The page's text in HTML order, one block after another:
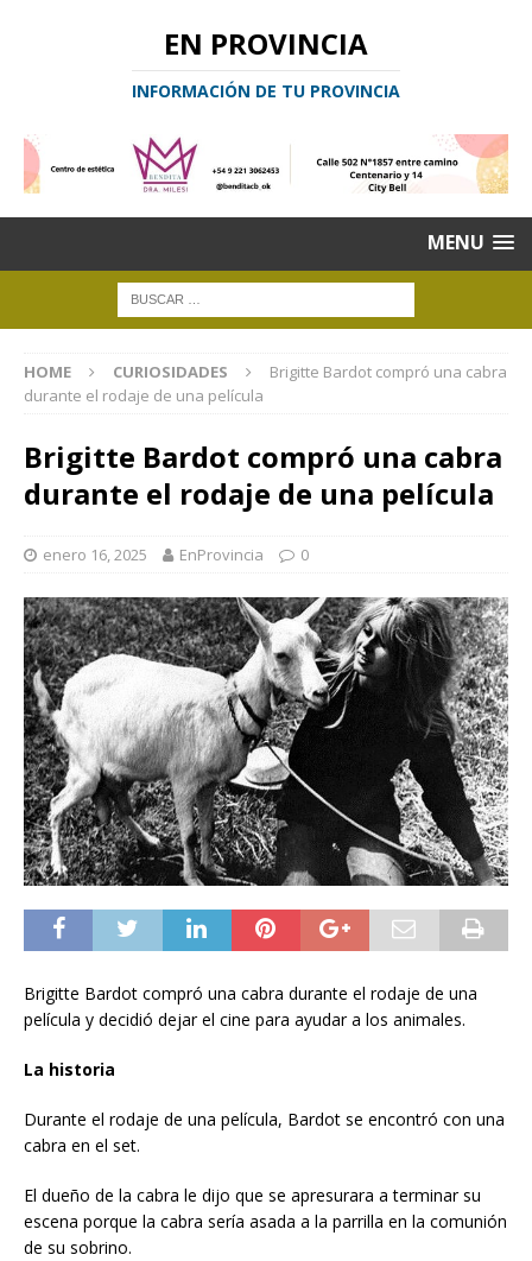
EN PROVINCIA
INFORMACIÓN DE TU PROVINCIA
MENU
HOME CURIOSIDADES
Brigitte Bardot compró una cabra
durante el rodaje de una película
Brigitte Bardot compró una cabra
durante el rodaje de una película
enero 16, 2025 EnProvincia 0
Brigitte Bardot compró una cabra durante el rodaje de una
película y decidió dejar el cine para ayudar a los animales.
La historia
Durante el rodaje de una película, Bardot se encontró con una
cabra en el set.
El dueño de la cabra le dijo que se apresurara a terminar su
escena porque la cabra sería asada a la parrilla en la comunión
de su sobrino.